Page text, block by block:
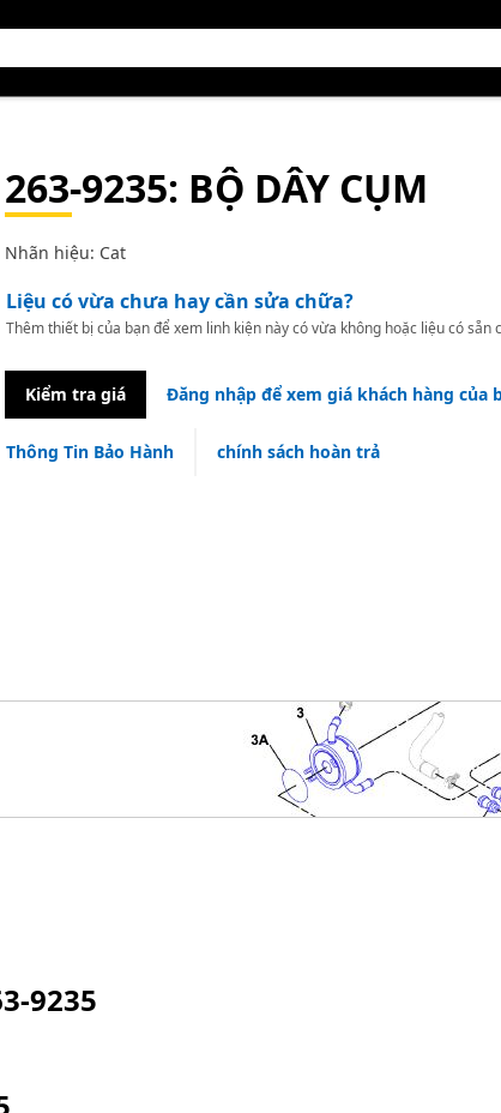
263-9235: BỘ DÂY CỤM
Nhãn hiệu: Cat
Liệu có vừa chưa hay cần sửa chữa?
Thêm thiết bị của bạn để xem linh kiện này có vừa không hoặc liệu có sẵn
Kiểm tra giá Đăng nhập để xem giá khách hàng của
Thông Tin Bảo Hành chính sách hoàn trả
9235